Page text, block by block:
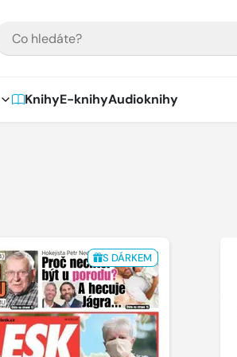
KnihyE-knihyAudioknihy
S DÁRKEM